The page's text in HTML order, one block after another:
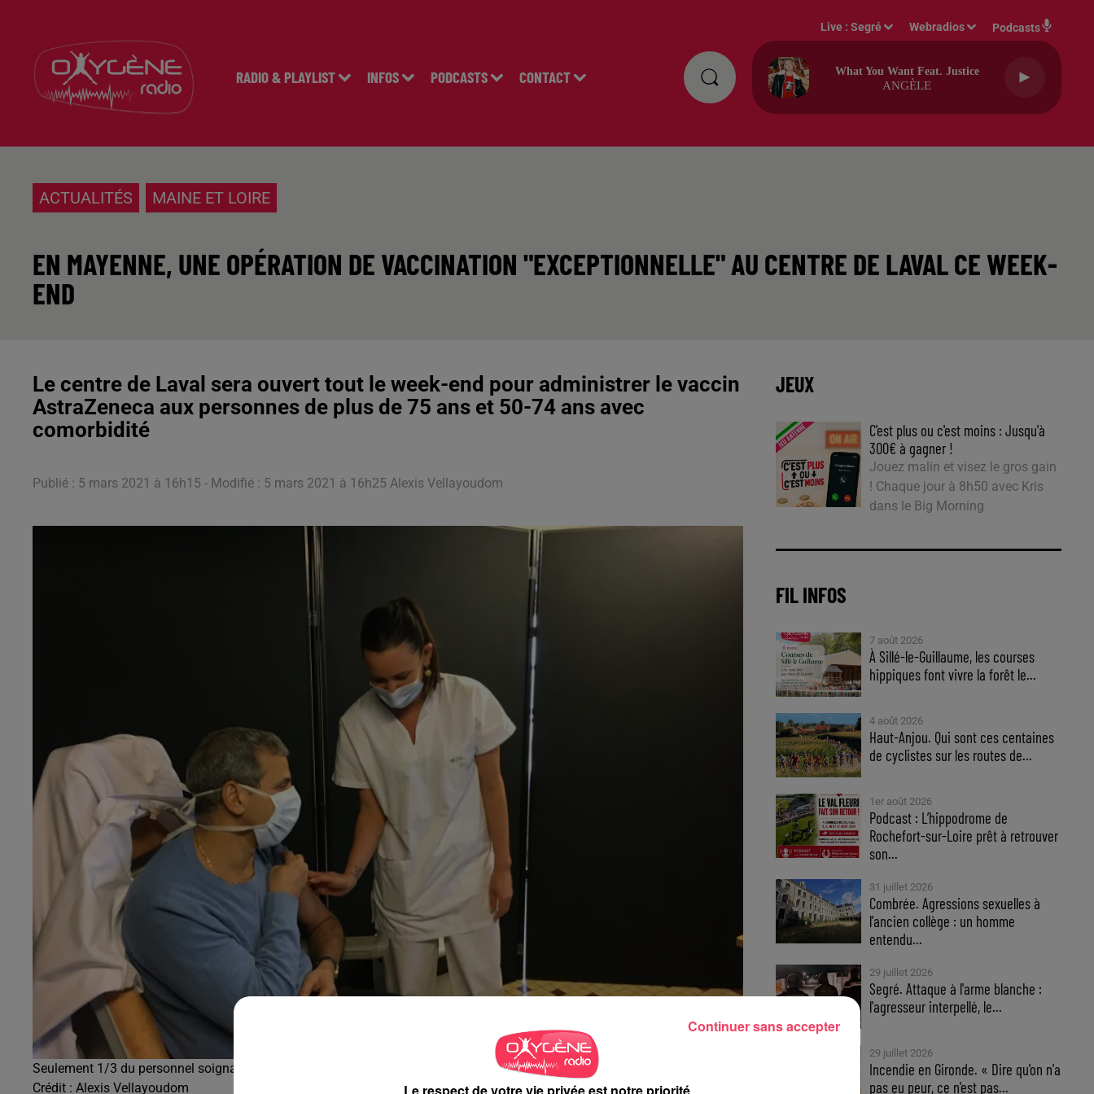
RADIO & PLAYLIST INFOS PODCASTS CONTACT
Live :Segré Webradios Podcasts
What You Want Feat. Justice
ANGÈLE
ACTUALITÉS MAINE ET LOIRE
EN MAYENNE, UNE OPÉRATION DE VACCINATION "EXCEPTIONNELLE" AU CENTRE DE LAVAL CE WEEK-
END
Le centre de Laval sera ouvert tout le week-end pour administrer le vaccin
AstraZeneca aux personnes de plus de 75 ans et 50-74 ans avec
comorbidité
Publié : 5 mars 2021 à 16h15 - Modifié : 5 mars 2021 à 16h25 Alexis Vellayoudom
Seulement 1/3 du personnel soignant vacciné
Crédit : Alexis Vellayoudom
JEUX
C'est plus ou c'est moins : Jusqu'à
300€ à gagner !
Jouez malin et visez le gros gain
! Chaque jour à 8h50 avec Kris
dans le Big Morning
FIL INFOS
7 août 2026
À Sillé-le-Guillaume, les courses
hippiques font vivre la forêt le...
4 août 2026
Haut-Anjou. Qui sont ces centaines
de cyclistes sur les routes de...
1er août 2026
Podcast : L’hippodrome de
Rochefort-sur-Loire prêt à retrouver
son...
31 juillet 2026
Combrée. Agressions sexuelles à
l'ancien collège : un homme
entendu...
29 juillet 2026
Segré. Attaque à l'arme blanche :
l'agresseur interpellé, le...
29 juillet 2026
Incendie en Gironde. « Dire qu'on n'a
pas eu peur, ce n'est pas...
Continuer sans accepter